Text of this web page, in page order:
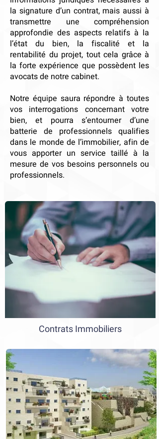
la signature d’un contrat, mais aussi à
transmettre une compréhension
approfondie des aspects relatifs à la
l’état du bien, la fiscalité et la
rentabilité du projet, tout cela grâce à
la forte expérience que possèdent les
avocats de notre cabinet.
Notre équipe saura répondre à toutes
vos interrogations concernant votre
bien, et pourra s’entourner d’une
batterie de professionnels qualifies
dans le monde de l’immobilier, afin de
vous apporter un service taillé à la
mesure de vos besoins personnels ou
professionnels.
Contrats Immobiliers